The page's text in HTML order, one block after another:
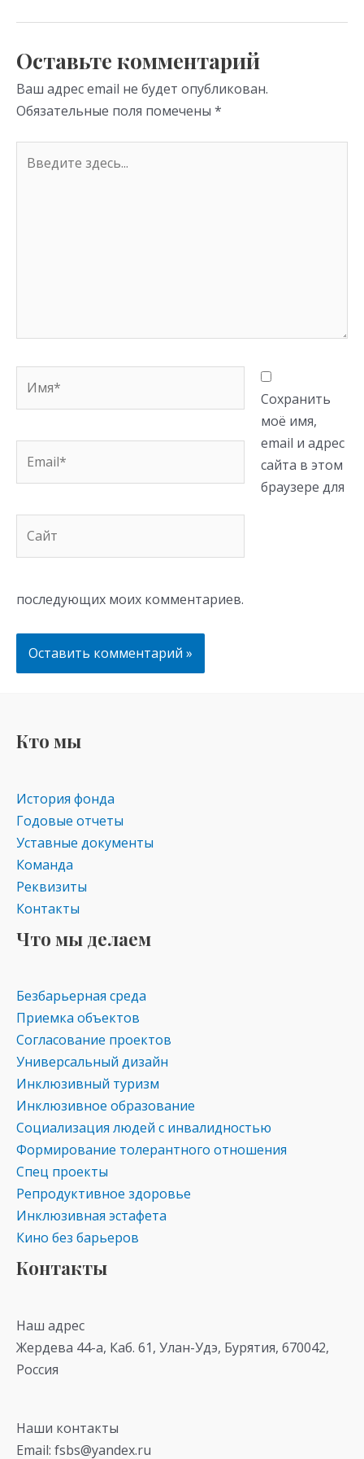
as
ni
ki
m p
Оставьте комментарий
Ваш адрес email не будет опубликован.
Обязательные поля помечены *
здесь...
Сохранить
моё имя,
email и адрес
сайта в этом
браузере для
последующих моих комментариев.
Кто мы
История фонда
Годовые отчеты
Уставные документы
Команда
Реквизиты
Контакты
Что мы делаем
Безбарьерная среда
Приемка объектов
Согласование проектов
Универсальный дизайн
Инклюзивный туризм
Инклюзивное образование
Социализация людей с инвалидностью
Формирование толерантного отношения
Спец проекты
Репродуктивное здоровье
Инклюзивная эстафета
Кино без барьеров
Контакты
Наш адрес
Жердева 44-а, Каб. 61, Улан-Удэ, Бурятия, 670042,
Россия
Наши контакты
Email: fsbs@yandex.ru